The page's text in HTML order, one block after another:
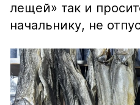
лещей» так и
начальнику, не